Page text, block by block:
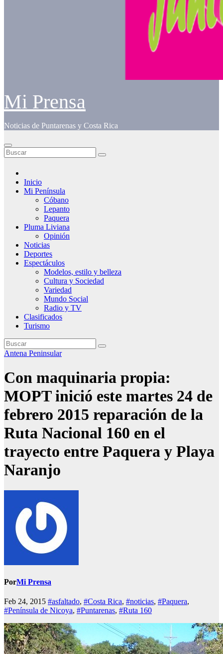
Mi Prensa
Noticias de Puntarenas y Costa Rica
Inicio
Mi Península
Cóbano
Lepanto
Paquera
Pluma Liviana
Opinión
Noticias
Deportes
Espectáculos
Modelos, estilo y belleza
Cultura y Sociedad
Variedad
Mundo Social
Radio y TV
Clasificados
Turismo
Antena Peninsular
Con maquinaria propia:
MOPT inició este martes 24 de
febrero 2015 reparación de la
Ruta Nacional 160 en el
trayecto entre Paquera y Playa
Naranjo
PorMi Prensa
Feb 24, 2015 #asfaltado, #Costa Rica, #noticias, #Paquera,
#Península de Nicoya, #Puntarenas, #Ruta 160